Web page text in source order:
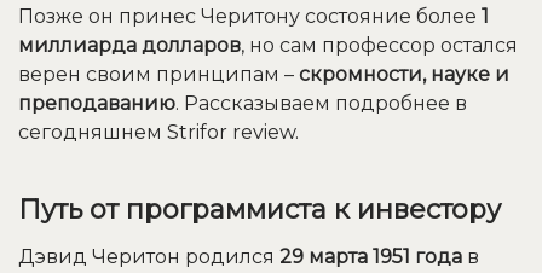
Позже он принес Черитону состояние более 1
миллиарда долларов, но сам профессор остался
верен своим принципам – скромности, науке и
преподаванию. Рассказываем подробнее в
сегодняшнем Strifor review.
Путь от программиста к инвестору
Дэвид Черитон родился 29 марта 1951 года в